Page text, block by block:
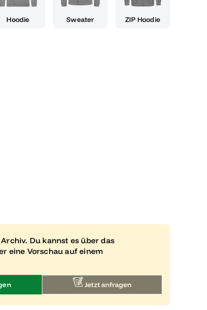
Hoodie Sweater ZIP Hoodie
Du kannst es über das
eine Vorschau auf einem
Jetzt anfragen